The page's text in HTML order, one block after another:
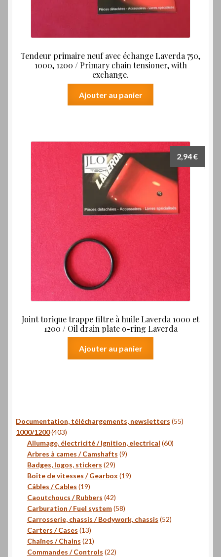
Tendeur primaire neuf avec échange Laverda 750,
1000, 1200 / Primary chain tensioner, with
exchange.
Ajouter au panier
Joint torique trappe filtre à huile Laverda 1000 et
1200 / Oil drain plate o-ring Laverda
2,94€
Ajouter au panier
Documentation, téléchargements, newsletters 5555
1000/1200 403403
produits
Allumage, électricité / Ignition, electrical 6060
Arbres à cames / Camshafts 99
Badges, logos, stickers 2929
produits
Boîte de vitesses / Gearbox 1919
Câbles / Cables 1919
produits
Caoutchoucs / Rubbers 4242
produits
Carburation / Fuel system 5858
produits
Carrosserie, chassis / Bodywork, chassis 5252
Carters / Cases 1313
produits
Chaînes / Chains 2121
produits
Commandes / Controls 2222